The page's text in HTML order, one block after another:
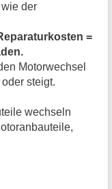
der
=
Motorwechsel
steigt.
wechseln